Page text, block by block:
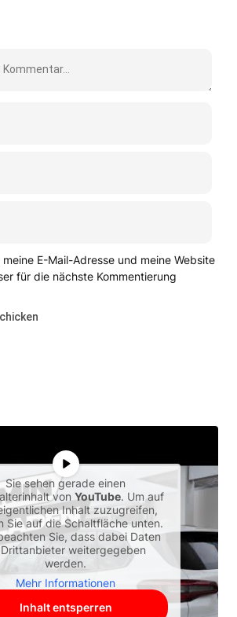
E-Mail-Adresse und meine Website
für die nächste Kommentierung
Sie sehen gerade einen
vonYouTube. Um auf
Inhalt zuzugreifen,
Sie auf die Schaltfläche unten.
Sie, dass dabei Daten
weitergegeben
werden.
Mehr Informationen
Inhalt entsperren